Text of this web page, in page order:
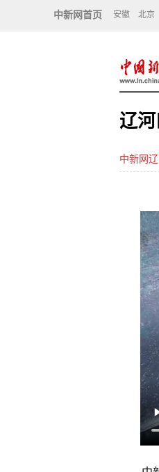
中新网首页 安徽 北京
辽
中新网